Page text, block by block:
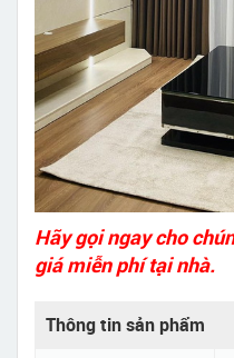
Hãy gọi ngay cho
giá miễn phí tại nhà.
Thông tin sản phẩm